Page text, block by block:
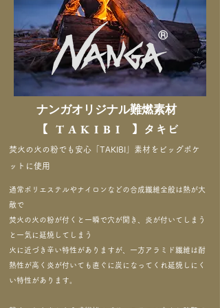
ナンガオリジナル難燃素材
【 TAKIBI 】タキビ
焚火の火の粉でも安心「TAKIBI」素材をビッグポケ
ットに使用
通常ポリエステルやナイロンなどの合成繊維全般は熱が大
敵で
焚火の火の粉が付くと一瞬で穴が開き、炎が付いてしまう
と一気に延焼してしまう
火に近づき辛い特性がありますが、一方アラミド繊維は耐
熱性が高く炎が付いても直ぐに炭になってくれ延焼しにく
い特性があります。